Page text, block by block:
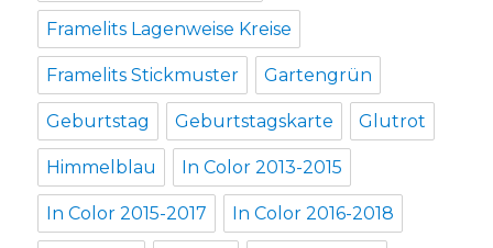
Framelits Lagenweise Kreise
Framelits Stickmuster Gartengrün
Geburtstag Geburtstagskarte Glutrot
Himmelblau In Color 2013-2015
In Color 2015-2017 In Color 2016-2018